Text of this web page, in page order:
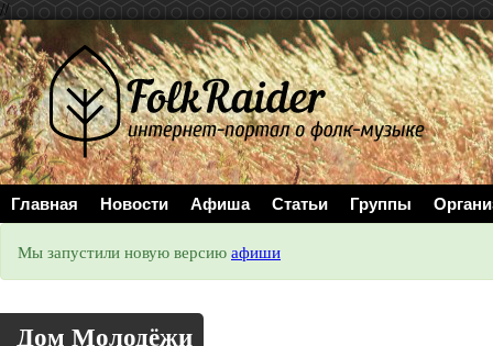
//
Главная Новости Афиша Статьи Группы
Мы запустили новую версию афиши
Дом Молодёжи